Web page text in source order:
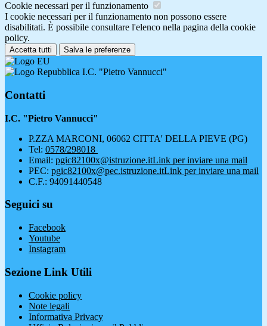
Cookie necessari per il funzionamento
I cookie necessari per il funzionamento non possono essere
disabilitati. È possibile consultare l'elenco nella pagina della cookie
policy.
Accetta tutti Salva le preferenze
I.C. "Pietro Vannucci"
Contatti
I.C. "Pietro Vannucci"
P.ZZA MARCONI, 06062 CITTA' DELLA PIEVE (PG)
Tel: 0578/298018
Email: pgic82100x@istruzione.itLink per inviare una mail
PEC: pgic82100x@pec.istruzione.itLink per inviare una mail
C.F.: 94091440548
Seguici su
Facebook
Youtube
Instagram
Sezione Link Utili
Cookie policy
Note legali
Informativa Privacy